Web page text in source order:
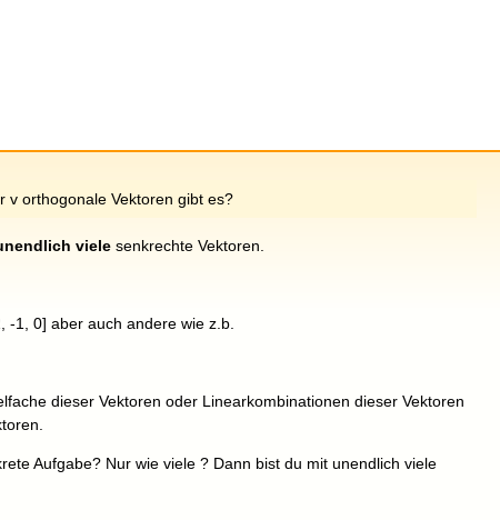
v orthogonale Vektoren gibt es?
viele senkrechte Vektoren.
-1, 0] aber auch andere wie z.b.
dieser Vektoren oder Linearkombinationen dieser Vektoren
Aufgabe? Nur wie viele ? Dann bist du mit unendlich viele